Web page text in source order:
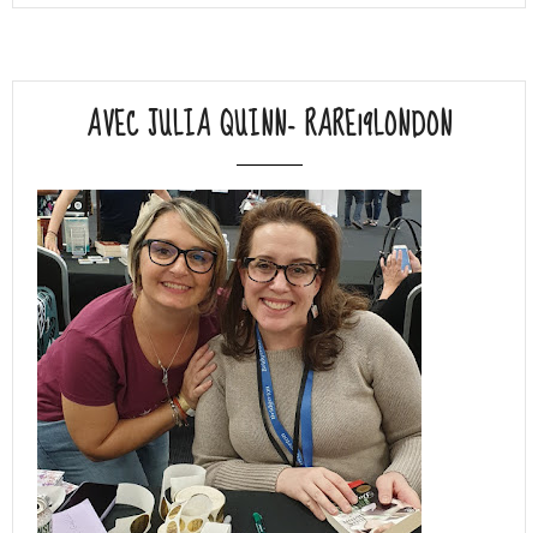
AVEC JULIA QUINN- RARE19LONDON